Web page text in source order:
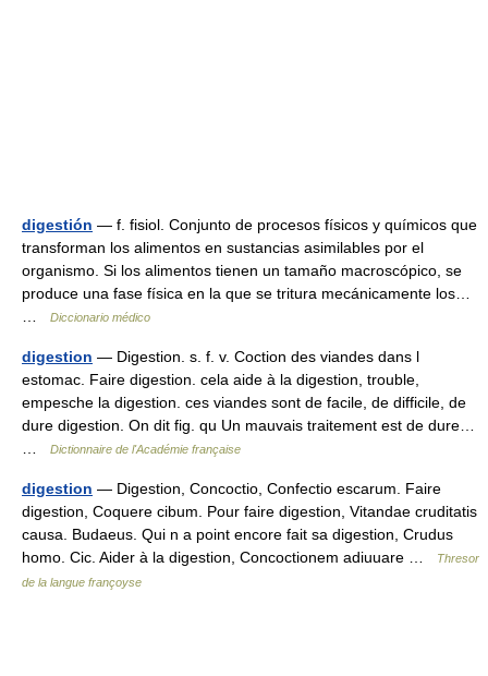
digestión — f. fisiol. Conjunto de procesos físicos y químicos que
transforman los alimentos en sustancias asimilables por el
organismo. Si los alimentos tienen un tamaño macroscópico, se
produce una fase física en la que se tritura mecánicamente los…
Diccionario médico
digestion — Digestion. s. f. v. Coction des viandes dans l
estomac. Faire digestion. cela aide à la digestion, trouble,
empesche la digestion. ces viandes sont de facile, de difficile, de
dure digestion. On dit fig. qu Un mauvais traitement est de dure…
Dictionnaire de l'Académie française
digestion — Digestion, Concoctio, Confectio escarum. Faire
digestion, Coquere cibum. Pour faire digestion, Vitandae cruditatis
causa. Budaeus. Qui n a point encore fait sa digestion, Crudus
homo. Cic. Aider à la digestion, Concoctionem adiuuare …
Thresor
de la langue françoyse